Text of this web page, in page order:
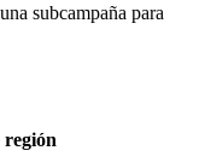
subcampaña para
región